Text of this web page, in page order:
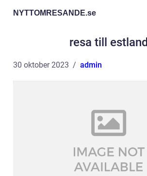
NYTTOMRESANDE.se
resa till estland
30 oktober 2023 admin